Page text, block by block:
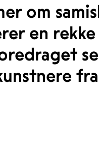
om
en